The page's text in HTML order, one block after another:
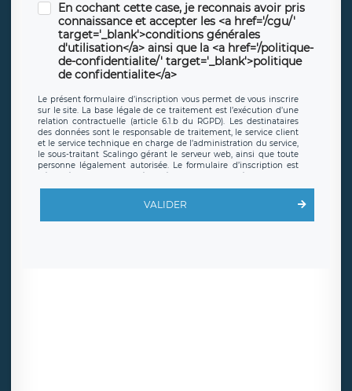
En cochant cette case, je reconnais avoir pris
connaissance et accepter les <a href='/cgu/'
target='_blank'>conditions générales
d'utilisation</a> ainsi que la <a href='/politique-
de-confidentialite/' target='_blank'>politique
de confidentialite</a>
Le présent formulaire d’inscription vous permet de vous inscrire
sur le site. La base légale de ce traitement est l’exécution d’une
relation contractuelle (article 6.1.b du RGPD). Les destinataires
des données sont le responsable de traitement, le service client
et le service technique en charge de l’administration du service,
le sous-traitant Scalingo gérant le serveur web, ainsi que toute
personne légalement autorisée. Le formulaire d’inscription est
offrant desclauses de protection conformes au RGPD. Les
en sollicite la suppression, étant entendu que vous pouvez
demander la suppression de vos données et retirer votre
VALIDER